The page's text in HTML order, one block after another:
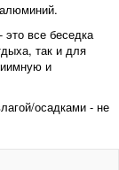
алюминий.
все беседка
так и для
и
осадками - не